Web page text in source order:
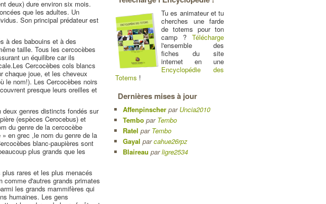
deux) dure environ six mois.
que les adultes. Un
Son principal prédateur est
à des babouins et à des
taille. Tous les cercocèbes
un équilibre car ils
Cercocèbes cols blancs
chaque joue, et les cheveux
le nom!). Les Cercocèbes noirs
presque leurs oreilles et
genres distincts fondés sur
(espèces Cerocebus) et
du genre de la cercocèbe
en grec ,le nom du genre de la
blanc-paupières sont
plus grands que les
rares et les plus menacés
comme d'autres grands primates
les grands mammifères qui
humaines. Les gens
Tu es animateur et tu
cherches une farde
de totems pour ton
camp ? Télécharge
l'ensemble des
fiches du site
internet en une
Encyclopédie des
Totems !
Dernières mises à jour
Affenpinscher par Uncia2010
Tembo par Tembo
Ratel par Tembo
Gayal parcahue26rpz
Blaireau parligre2534